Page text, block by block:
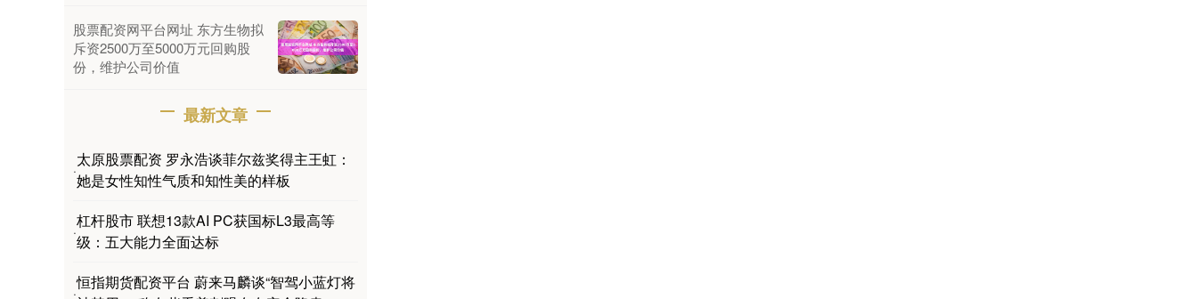
股票配资网平台网址 东方生物拟
斥资2500万至5000万元回购股
份，维护公司价值
最新文章
·
太原股票配资 罗永浩谈菲尔兹奖得主王虹：
她是女性知性气质和知性美的样板
·
杠杆股市 联想13款AI PC获国标L3最高等
级：五大能力全面达标
·
恒指期货配资平台 蔚来马麟谈“智驾小蓝灯将